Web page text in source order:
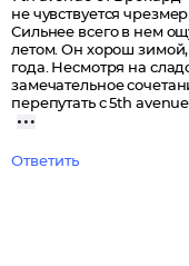
не чувствуется
Сильнее всего в нем
летом. Он хорош зимой,
года. Несмотря на
замечательное
перепутать с 5th
Ответить